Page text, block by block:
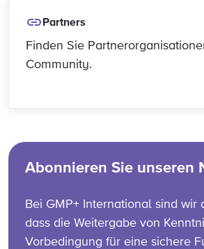
Partners
Finden Sie
Community.
Abonnieren Sie unseren
Bei GMP+ International sind wir
dass die Weitergabe von
Vorbedingung für eine sichere